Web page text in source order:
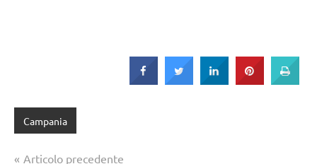
Campania
Navigazione
Articolo precedente